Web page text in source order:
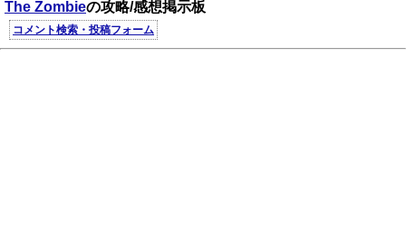
The Zombieの攻略/感想掲示板
コメント検索・投稿フォーム